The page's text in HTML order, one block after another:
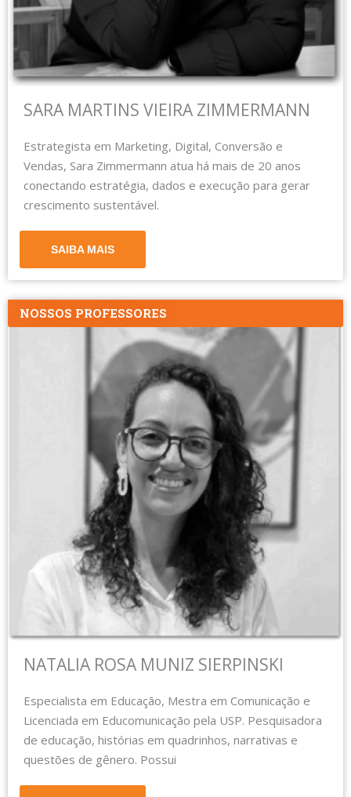
SARA MARTINS VIEIRA ZIMMERMANN
Estrategista em Marketing, Digital, Conversão e
Vendas, Sara Zimmermann atua há mais de 20 anos
conectando estratégia, dados e execução para gerar
crescimento sustentável.
SAIBA MAIS
NOSSOS PROFESSORES
NATALIA ROSA MUNIZ SIERPINSKI
Especialista em Educação, Mestra em Comunicação e
Licenciada em Educomunicação pela USP. Pesquisadora
de educação, histórias em quadrinhos, narrativas e
questões de gênero. Possui